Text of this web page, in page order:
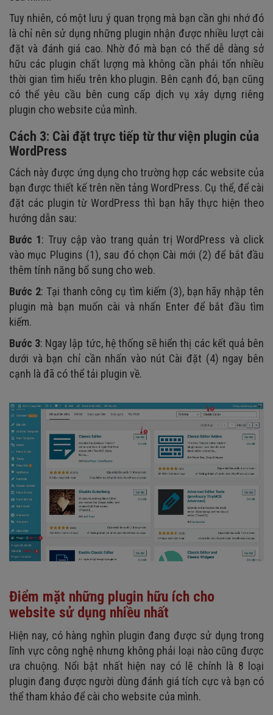
Tuy nhiên, có một lưu ý quan trọng mà bạn cần ghi nhớ đó
là chỉ nên sử dụng những plugin nhận được nhiều lượt cài
đặt và đánh giá cao. Nhờ đó mà bạn có thể dễ dàng sở
hữu các plugin chất lượng mà không cần phải tốn nhiều
thời gian tìm hiểu trên kho plugin. Bên cạnh đó, bạn cũng
có thể yêu cầu bên cung cấp dịch vụ xây dựng riêng
plugin cho website của mình.
Cách 3: Cài đặt trực tiếp từ thư viện plugin của
WordPress
Cách này được ứng dụng cho trường hợp các website của
bạn được thiết kế trên nền tảng WordPress. Cụ thể, để cài
đặt các plugin từ WordPress thì bạn hãy thực hiện theo
hướng dẫn sau:
Bước 1: Truy cập vào trang quản trị WordPress và click
vào mục Plugins (1), sau đó chọn Cài mới (2) để bắt đầu
thêm tính năng bổ sung cho web.
Bước 2: Tại thanh công cụ tìm kiếm (3), bạn hãy nhập tên
plugin mà bạn muốn cài và nhấn Enter để bắt đầu tìm
kiếm.
Bước 3: Ngay lập tức, hệ thống sẽ hiển thị các kết quả bên
dưới và bạn chỉ cần nhấn vào nút Cài đặt (4) ngay bên
cạnh là đã có thể tải plugin về.
Điểm mặt những plugin hữu ích cho
website sử dụng nhiều nhất
Hiện nay, có hàng nghìn plugin đang được sử dụng trong
lĩnh vực công nghệ nhưng không phải loại nào cũng được
ưa chuộng. Nổi bật nhất hiện nay có lẽ chính là 8 loại
plugin đang được người dùng đánh giá tích cực và bạn có
thể tham khảo để cài cho website của mình.